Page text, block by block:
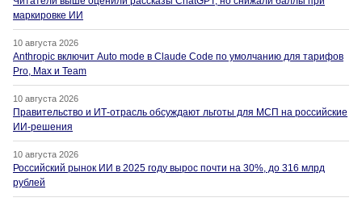
маркировке ИИ
10 августа 2026
Anthropic включит Auto mode в Claude Code по умолчанию для тарифов
Pro, Max и Team
10 августа 2026
Правительство и ИТ-отрасль обсуждают льготы для МСП на российские
ИИ-решения
10 августа 2026
Российский рынок ИИ в 2025 году вырос почти на 30%, до 316 млрд
рублей